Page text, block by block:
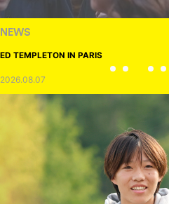
NEWS
ED TEMPLETON IN PARIS
2026.08.07